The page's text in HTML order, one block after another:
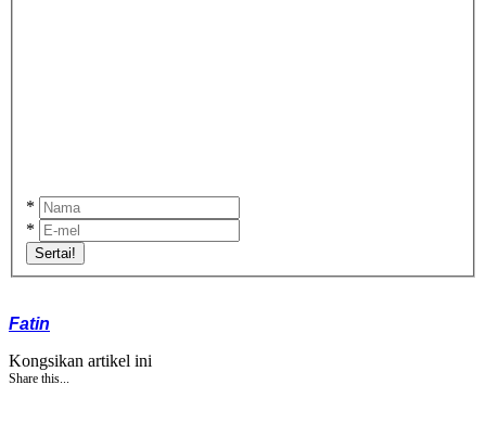
*
*
Sertai!
Fatin
Kongsikan artikel ini
Share this...